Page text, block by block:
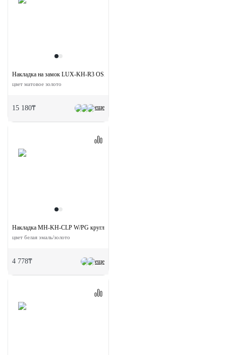
еще
цвет матовое золото
15 180₸
еще
Накладка MH-KH-CLP W/PG круглая на ключевой цилиндр
цвет белая эмаль/золото
4 778₸